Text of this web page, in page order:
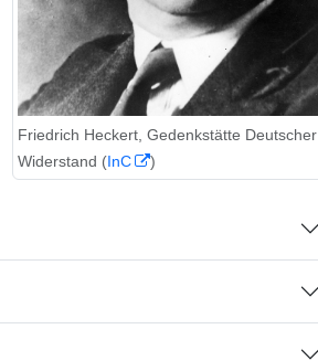
Friedrich Heckert, Gedenkstätte Deutscher
Widerstand (InC )